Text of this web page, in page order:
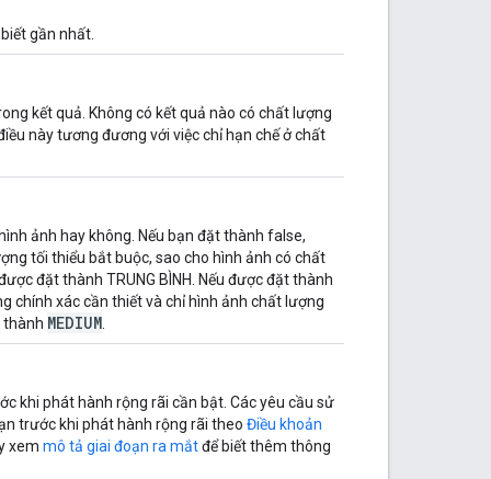
gần nhất.
kết quả. Không có kết quả nào có chất lượng
này tương đương với việc chỉ hạn chế ở chất
ảnh hay không. Nếu bạn đặt thành false,
tối thiểu bắt buộc, sao cho hình ảnh có chất
đặt thành TRUNG BÌNH. Nếu được đặt thành
chính xác cần thiết và chỉ hình ảnh chất lượng
MEDIUM
khi phát hành rộng rãi cần bật. Các yêu cầu sử
trước khi phát hành rộng rãi theo Điều khoản
xem mô tả giai đoạn ra mắtđể biết thêm thông